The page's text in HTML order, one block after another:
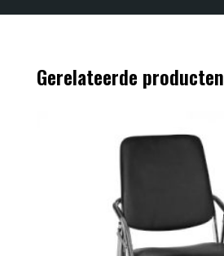
Gerelateerde producten